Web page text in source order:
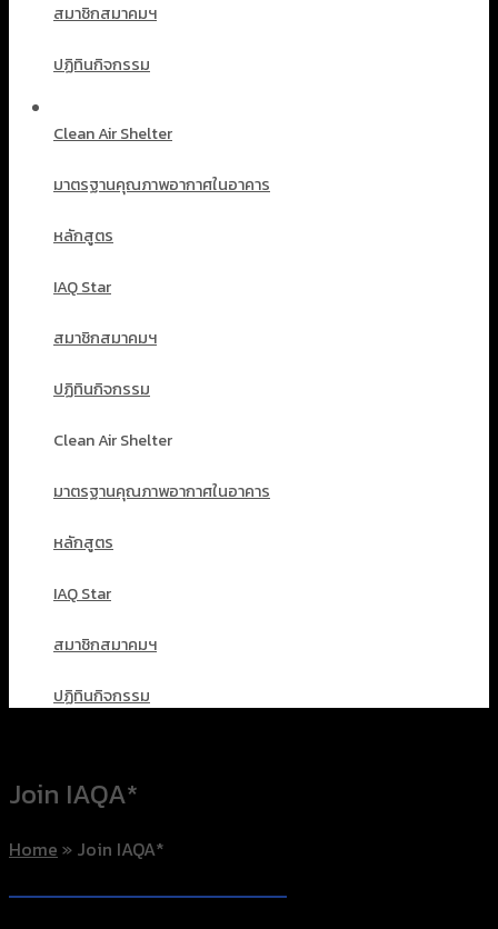
สมาชิกสมาคมฯ
ปฏิทินกิจกรรม
Clean Air Shelter
มาตรฐานคุณภาพอากาศในอาคาร
หลักสูตร
IAQ Star
สมาชิกสมาคมฯ
ปฏิทินกิจกรรม
Clean Air Shelter
มาตรฐานคุณภาพอากาศในอาคาร
หลักสูตร
IAQ Star
สมาชิกสมาคมฯ
ปฏิทินกิจกรรม
Join IAQA*
Home » Join IAQA*